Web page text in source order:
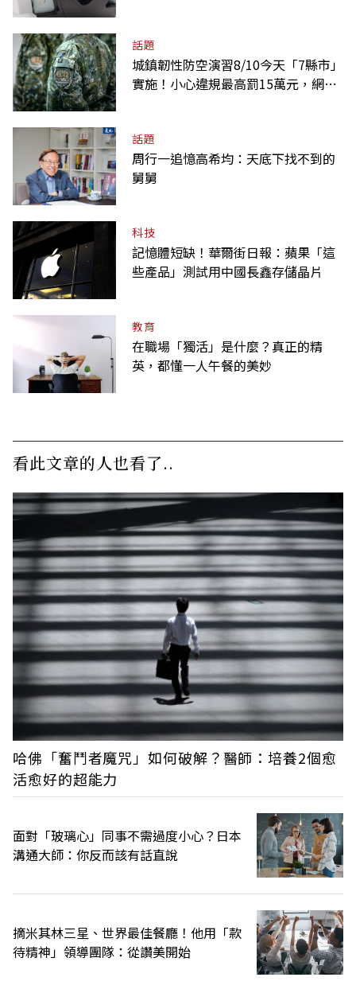
話題
城鎮韌性防空演習8/10今天「7縣市」
實施！小心違規最高罰15萬元，網路
話題
周行一追憶高希均：天底下找不到的
舅舅
科技
記憶體短缺！華爾街日報：蘋果「這
些產品」測試用中國長鑫存儲晶片
教育
在職場「獨活」是什麼？真正的精
英，都懂一人午餐的美妙
看此文章的人也看了..
哈佛「奮鬥者魔咒」如何破解？醫師：培養2個愈
活愈好的超能力
面對「玻璃心」同事不需過度小心？日本
溝通大師：你反而該有話直說
摘米其林三星、世界最佳餐廳！他用「款
待精神」領導團隊：從讚美開始